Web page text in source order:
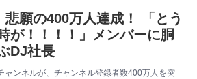
願の400万人達成！ 「とう
が！！！！」メンバーに胴
DJ社長
ャンネルが、チャンネル登録者数400万人を突